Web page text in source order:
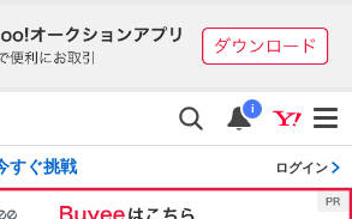
i
すぐ挑戦 ログイン